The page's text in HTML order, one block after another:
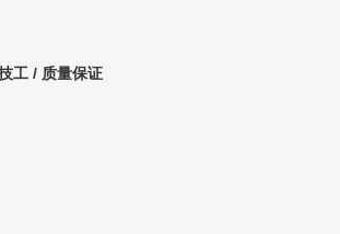
工 / 质量保证